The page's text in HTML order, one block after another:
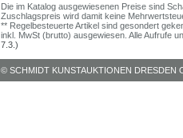
Die im Katalog ausgewiesenen Preise sind
Zuschlagspreis wird damit keine
** Regelbesteuerte Artikel sind gesondert
inkl. MwSt (brutto) ausgewiesen. Alle Aufrufe
7.3.)
© SCHMIDT KUNSTAUKTIONEN DRESDEN